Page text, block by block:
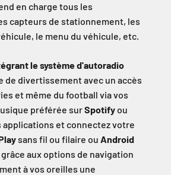
en charge tous les
capteurs de stationnement, les
le menu du véhicule, etc.
le système d'autoradio
de divertissement avec un accès
et même du football via vos
préférée surSpotifyou
applications et connectez votre
sans fil ou filaire ou Android
aux options de navigation
à vos oreilles une